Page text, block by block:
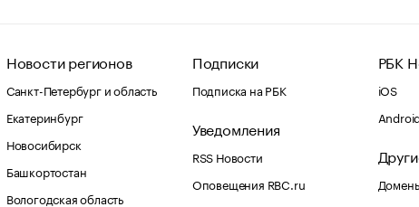
Новости регионов
Санкт-Петербург и область
Екатеринбург
Новосибирск
Башкортостан
Вологодская область
Подписки
Подписка на РБК
Уведомления
RSS Новости
Оповещения RBC.ru
РБК
iOS